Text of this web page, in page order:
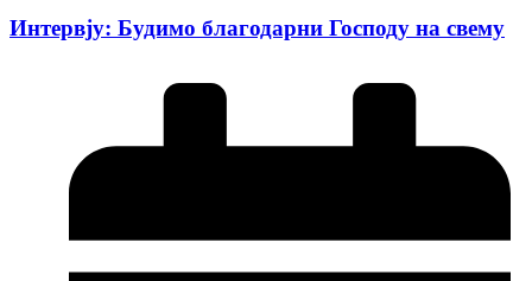
Интервју: Будимо благодарни Господу на свему